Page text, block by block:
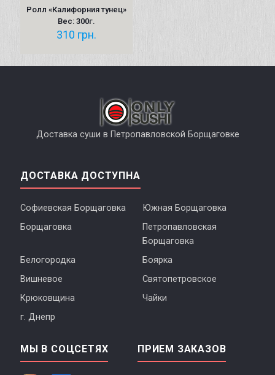
Ролл «Калифорния тунец»
Вес: 300г.
310 грн.
Доставка суши в Петропавловской Борщаговке
ДОСТАВКА ДОСТУПНА
Софиевская Борщаговка
Южная Борщаговка
Борщаговка
Петропавловская
Борщаговка
Белогородка
Боярка
Вишневое
Святопетровское
Крюковщина
Чайки
г. Днепр
МЫ В СОЦСЕТЯХ ПРИЕМ ЗАКАЗОВ